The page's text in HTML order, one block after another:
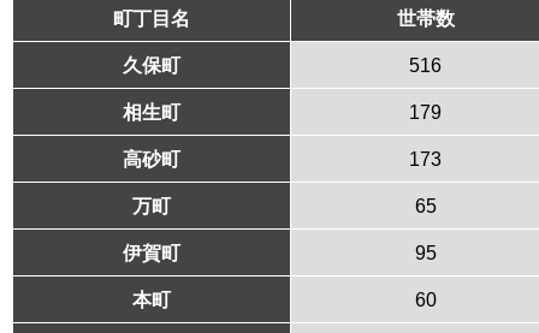
町丁目名 世帯数
久保町 516
相生町 179
高砂町 173
万町 65
伊賀町 95
本町 60